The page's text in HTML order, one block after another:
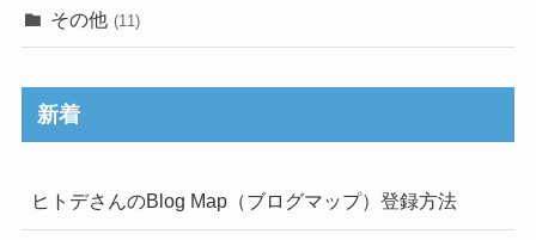
その他 (11)
新着
ヒトデさんのBlog Map（ブログマップ）登録方法